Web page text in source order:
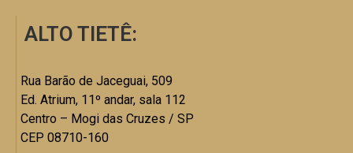
ALTO TIETÊ:
Rua Barão de Jaceguai, 509
Ed. Atrium, 11º andar, sala 112
Centro – Mogi das Cruzes / SP
CEP 08710-160